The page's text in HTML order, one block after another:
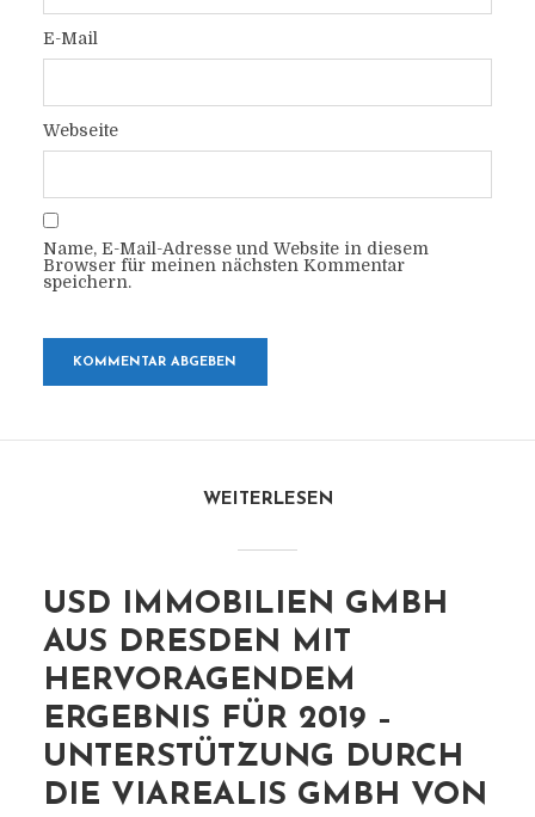
E-Mail
Webseite
Name, E-Mail-Adresse und Website in diesem
Browser für meinen nächsten Kommentar
speichern.
WEITERLESEN
USD IMMOBILIEN GMBH
AUS DRESDEN MIT
HERVORAGENDEM
ERGEBNIS FÜR 2019 –
UNTERSTÜTZUNG DURCH
DIE VIAREALIS GMBH VON